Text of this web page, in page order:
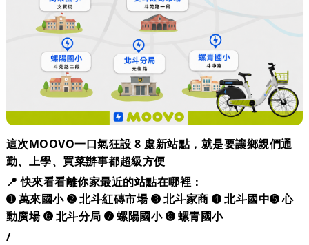
這次MOOVO一口氣狂設 8 處新站點，就是要讓鄉親們通
勤、上學、買菜辦事都超級方便
📍 快來看看離你家最近的站點在哪裡：
➊ 萬來國小 ➋ 北斗紅磚市場 ➌ 北斗家商 ➍ 北斗國中➎ 心
動廣場 ➏ 北斗分局 ➐ 螺陽國小 ➑ 螺青國小
/